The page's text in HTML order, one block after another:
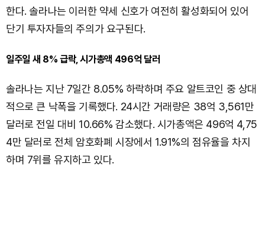
한다. 솔라나는 이러한 약세 신호가 여전히 활성화되어 있어
단기 투자자들의 주의가 요구된다.
일주일 새 8% 급락, 시가총액 496억 달러
솔라나는 지난 7일간 8.05% 하락하며 주요 알트코인 중 상대
적으로 큰 낙폭을 기록했다. 24시간 거래량은 38억 3,561만
달러로 전일 대비 10.66% 감소했다. 시가총액은 496억 4,75
4만 달러로 전체 암호화폐 시장에서 1.91%의 점유율을 차지
하며 7위를 유지하고 있다.